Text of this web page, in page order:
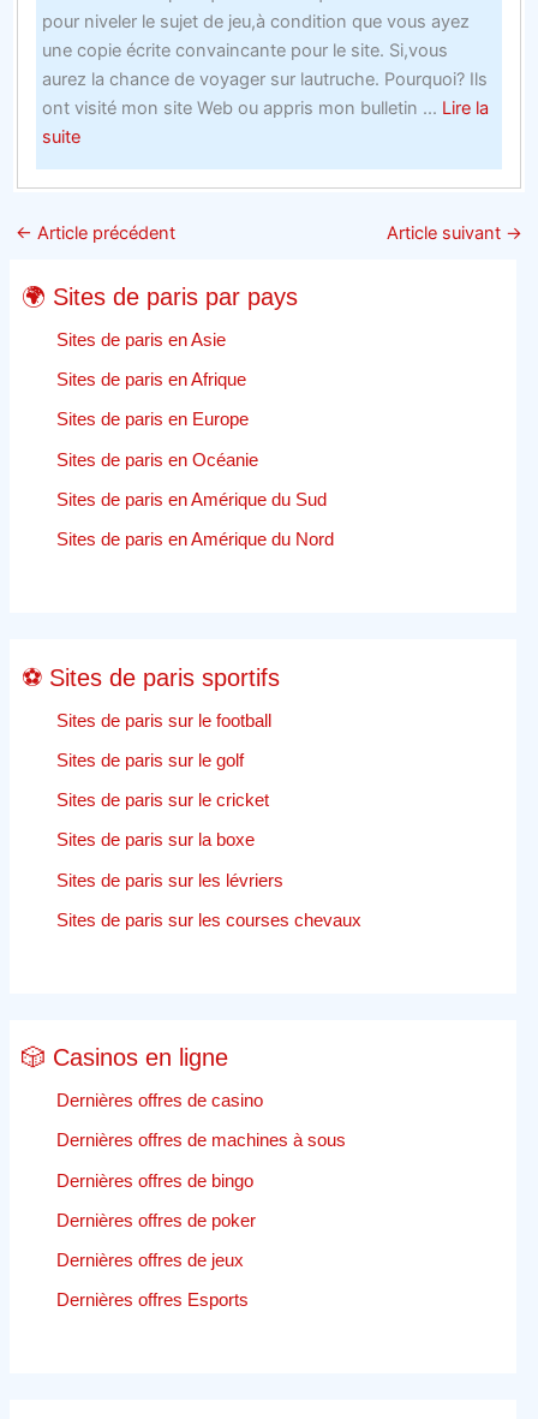
ligne
–
Jeu
en
pour niveler le sujet de jeu,à condition que vous ayez
une copie écrite convaincante pour le site. Si,vous
aurez la chance de voyager sur lautruche. Pourquoi? Ils
ont visité mon site Web ou appris mon bulletin ... Lire la
suiteabout
5
faaons
dont
détruit
mon
bonus
gratuit
paris
sur
je
men
sportifs
internationaux
← Article précédent Article suivant →
🌍 Sites de paris par pays
Sites de paris en Asie
Sites de paris en Afrique
Sites de paris en Europe
Sites de paris en Océanie
Sites de paris en Amérique du Sud
Sites de paris en Amérique du Nord
⚽ Sites de paris sportifs
Sites de paris sur le football
Sites de paris sur le golf
Sites de paris sur le cricket
Sites de paris sur la boxe
Sites de paris sur les lévriers
Sites de paris sur les courses chevaux
🎲 Casinos en ligne
Dernières offres de casino
Dernières offres de machines à sous
Dernières offres de bingo
Dernières offres de poker
Dernières offres de jeux
Dernières offres Esports